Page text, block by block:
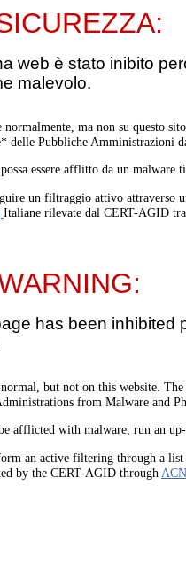
web è stato inibito
malevolo.
ma non su questo
delle Pubbliche Amministrazioni
essere afflitto da un
un filtraggio attivo
Italiane rilevate dal CERT-AGID
has been
but not on this website.
from Malware and
afflicted with malware, run an
an active filtering through a
by the CERT-AGID through